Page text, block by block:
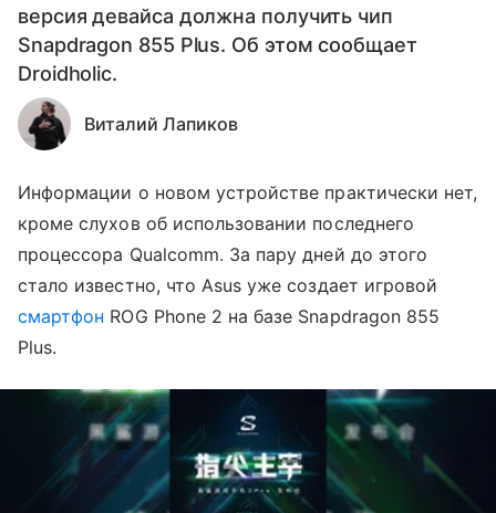
версия девайса должна получить чип
Snapdragon 855 Plus. Об этом сообщает
Droidholic.
Виталий Лапиков
Информации о новом устройстве практически нет,
кроме слухов об использовании последнего
процессора Qualcomm. За пару дней до этого
стало известно, что Asus уже создает игровой
смартфон ROG Phone 2 на базе Snapdragon 855
Plus.